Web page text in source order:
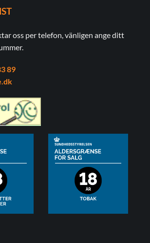
oss per telefon, vänligen ange ditt
89